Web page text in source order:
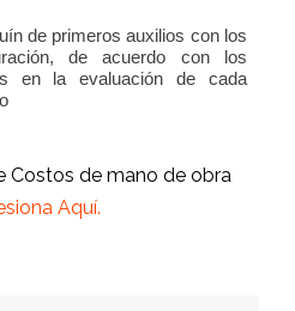
de primeros auxilios con los
de acuerdo con los
en la evaluación de cada
Costos de mano de obra
Aquí.